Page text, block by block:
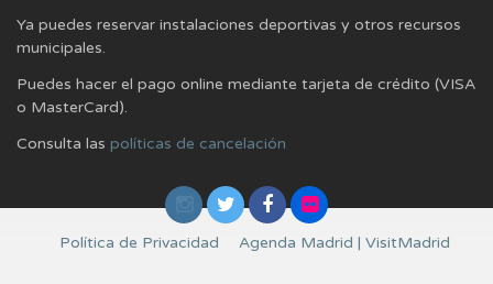
Ya puedes reservar instalaciones deportivas y otros recursos
municipales.
Puedes hacer el pago online mediante tarjeta de crédito (VISA
o MasterCard).
Consulta las políticas de cancelación
Política de Privacidad Agenda Madrid | VisitMadrid